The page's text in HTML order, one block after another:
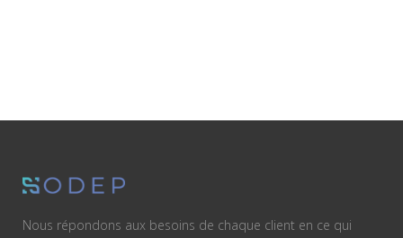
Nous répondons aux besoins de chaque client en ce qui